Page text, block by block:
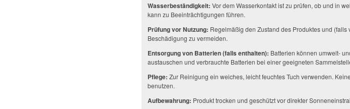
Wasserbeständigkeit: Vor dem Wasserkontakt ist zu prüfen, ob und in
kann zu Beeinträchtigungen führen.
Prüfung vor Nutzung: Regelmäßig den Zustand des Produktes und
Beschädigung zu vermeiden.
Entsorgung von Batterien (falls enthalten): Batterien können umwelt-
austauschen und verbrauchte Batterien bei einer geeigneten
Pflege: Zur Reinigung ein weiches, leicht feuchtes Tuch verwenden.
benutzen.
Aufbewahrung: Produkt trocken und geschützt vor direkter